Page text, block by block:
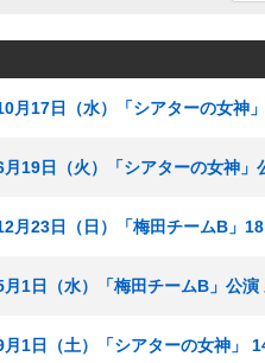
月17日（水）「シアターの女神
19日（火）「シアターの女神」
月23日（日）「梅田チームB」
1日（水）「梅田チームB」公演
1日（土）「シアターの女神」